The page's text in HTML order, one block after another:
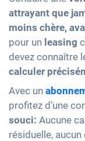
attrayant que
moins chère,
pour un leasing
devez connaître
calculer
Avec un
profitez d’une
souci: Aucune
résiduelle,